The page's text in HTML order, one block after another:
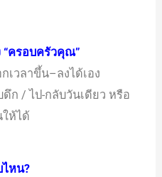
“ครอบครัวคุณ”
เวลาขึ้น–ลงได้เอง
ก / ไป-กลับวันเดียว หรือ
ห้ได้
หน?